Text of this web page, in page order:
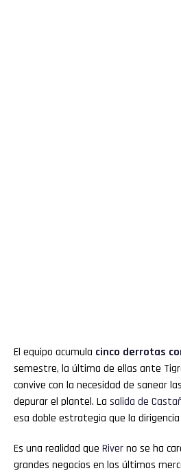
El equipo acumula cinco derrotas
semestre, la última de ellas ante
convive con la necesidad de sanear
depurar el plantel. La salida de
esa doble estrategia que la
Es una realidad que Riverno se ha
grandes negocios en los últimos